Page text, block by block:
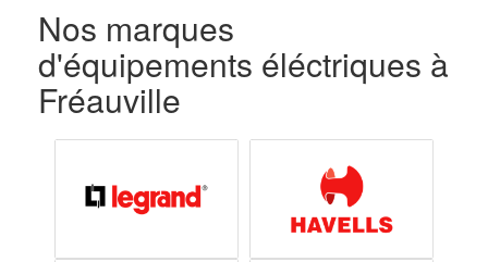
Nos marques
d'équipements éléctriques à
Fréauville